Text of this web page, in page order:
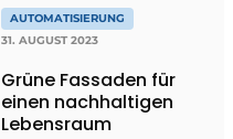
AUTOMATISIERUNG
31. AUGUST 2023
Grüne Fassaden für
einen nachhaltigen
Lebensraum